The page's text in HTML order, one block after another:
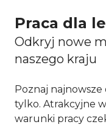
Praca dla
Odkryj nowe
naszego kraju
Poznaj najnowsze
tylko. Atrakcyjne
warunki pracy